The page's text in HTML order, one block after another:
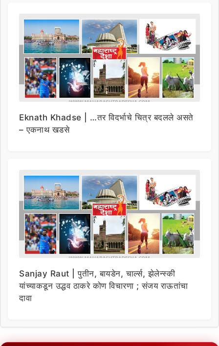
Eknath Khadse | …तर विदर्भाचे चित्र बदलले असते
– एकनाथ खडसे
Sanjay Raut | पुतीन, बायडेन, चार्ल्स, झेलेन्स्की
यांच्याकडून उद्धव ठाकरे कोण विचारणा ; संजय राऊतांचा
दावा